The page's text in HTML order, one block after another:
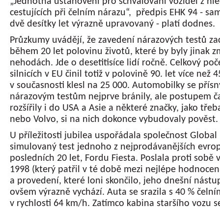
cestujících při čelním nárazu“, předpis EHK 94 -
dvě desítky let výrazně upravovaný - platí dodnes.
Průzkumy uvádějí, že zavedení nárazových testů
během 20 let polovinu životů, které by byly jinak
nehodách. Jde o desetitisíce lidí ročně. Celkový
silnicích v EU činil totiž v polovině 90. let více než
v současnosti klesl na 25 000. Automobilky se
nárazovým testům nejprve bránily, ale postupem
rozšířily i do USA a Asie a některé značky, jako
nebo Volvo, si na nich dokonce vybudovaly pověst.
U příležitosti jubilea uspořádala společnost Global
simulovaný test jednoho z nejprodávanějších
posledních 20 let, Fordu Fiesta. Poslala proti sobě
1998 (který patřil v té době mezi nejlépe
a provedení, které loni skončilo, jeho dnešní
ovšem výrazně vychází. Auta se srazila s 40 %
v rychlosti 64 km/h. Zatímco kabina staršího vozu